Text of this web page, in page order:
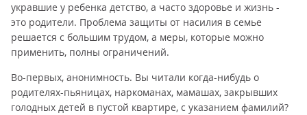
укравшие у ребенка детство, а часто здоровье и жизнь -
это родители. Проблема защиты от насилия в семье
решается с большим трудом, а меры, которые можно
применить, полны ограничений.
Во-первых, анонимность. Вы читали когда-нибудь о
родителях-пьяницах, наркоманах, мамашах, закрывших
голодных детей в пустой квартире, с указанием фамилий?